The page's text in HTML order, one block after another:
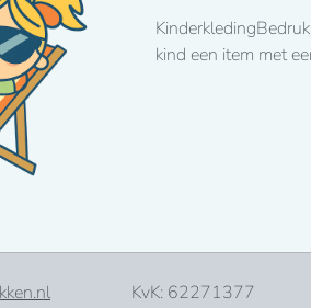
Jerseystof. Enzymgewassen.
met een biesje. Dubbel stiksel aan de
kind een item met
KvK: 62271377